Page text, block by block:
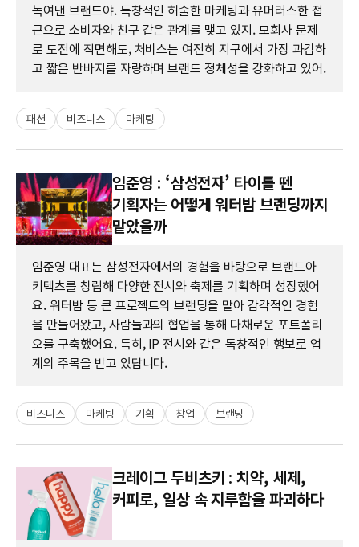
녹여낸 브랜드야. 독창적인 허술한 마케팅과 유머러스한 접
근으로 소비자와 친구 같은 관계를 맺고 있지. 모회사 문제
로 도전에 직면해도, 처비스는 여전히 지구에서 가장 과감하
고 짧은 반바지를 자랑하며 브랜드 정체성을 강화하고 있어.
패션 비즈니스 마케팅
임준영 : ‘삼성전자’ 타이틀 뗀
기획자는 어떻게 워터밤 브랜딩까지
맡았을까
임준영 대표는 삼성전자에서의 경험을 바탕으로 브랜드아
키텍츠를 창립해 다양한 전시와 축제를 기획하며 성장했어
요. 워터밤 등 큰 프로젝트의 브랜딩을 맡아 감각적인 경험
을 만들어왔고, 사람들과의 협업을 통해 다채로운 포트폴리
오를 구축했어요. 특히, IP 전시와 같은 독창적인 행보로 업
계의 주목을 받고 있답니다.
비즈니스 마케팅 기획 창업 브랜딩
크레이그 두비츠키 : 치약, 세제,
커피로, 일상 속 지루함을 파괴하다